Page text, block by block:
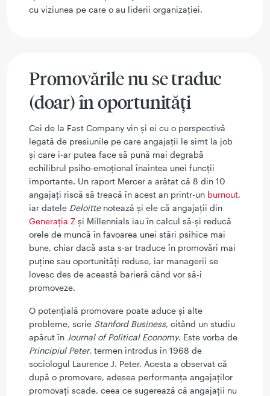
cu viziunea pe care o au liderii organizației.
Promovările nu se traduc
(doar) în oportunități
Cei de la Fast Company vin și ei cu o perspectivă
legată de presiunile pe care angajații le simt la job
și care i-ar putea face să pună mai degrabă
echilibrul psiho-emoțional înaintea unei funcții
importante. Un raport Mercer a arătat că 8 din 10
angajați riscă să treacă în acest an printr-un burnout,
iar datele Deloitte notează și ele că angajații din
Generația Z și Millennials iau în calcul să-și reducă
orele de muncă în favoarea unei stări psihice mai
bune, chiar dacă asta s-ar traduce în promovări mai
puține sau oportunități reduse, iar managerii se
lovesc des de această barieră când vor să-i
promoveze.
O potențială promovare poate aduce și alte
probleme, scrie Stanford Business, citând un studiu
apărut în Journal of Political Economy. Este vorba de
Principiul Peter, termen introdus în 1968 de
sociologul Laurence J. Peter. Acesta a observat că
după o promovare, adesea performanța angajaților
promovați scade, ceea ce sugerează că angajații nu